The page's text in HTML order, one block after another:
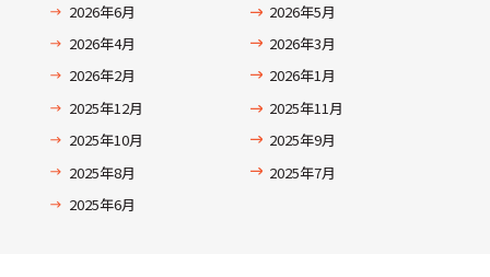
2026年6月
2026年5月
2026年4月
2026年3月
2026年2月
2026年1月
2025年12月
2025年11月
2025年10月
2025年9月
2025年8月
2025年7月
2025年6月